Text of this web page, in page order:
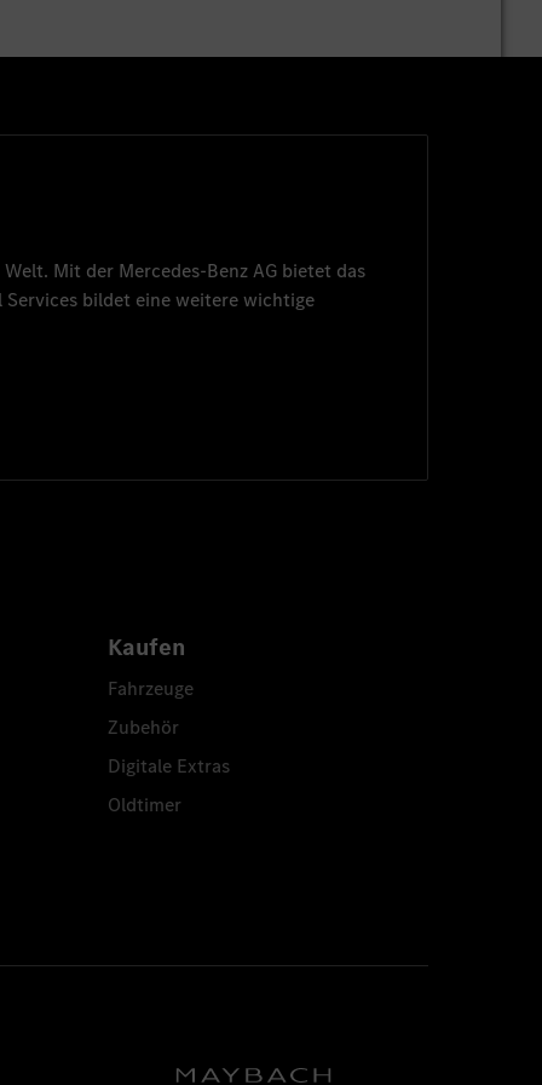
Mit der Mercedes-Benz AG bietet das
Services bildet eine weitere wichtige
Kaufen
Fahrzeuge
Zubehör
Digitale Extras
Oldtimer